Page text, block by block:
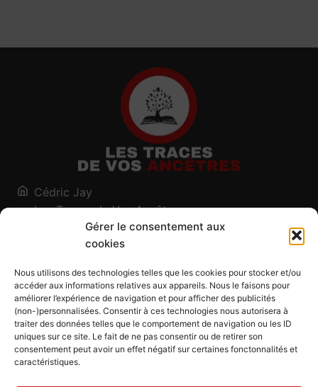
Gérer le consentement aux
cookies
Nous utilisons des technologies telles que les cookies pour stocker et/ou
accéder aux informations relatives aux appareils. Nous le faisons pour
améliorer l’expérience de navigation et pour afficher des publicités
(non-)personnalisées. Consentir à ces technologies nous autorisera à
traiter des données telles que le comportement de navigation ou les ID
uniques sur ce site. Le fait de ne pas consentir ou de retirer son
consentement peut avoir un effet négatif sur certaines fonctonnalités et
caractéristiques.
Cédric Jay
Les Traces de Vos Ancêtres
120, chemin des Salines
73200 Albertville - Savoie
Blog
Outils généalogiques
Contact
Plan du site
Mentions légales
Politique de confidentialité